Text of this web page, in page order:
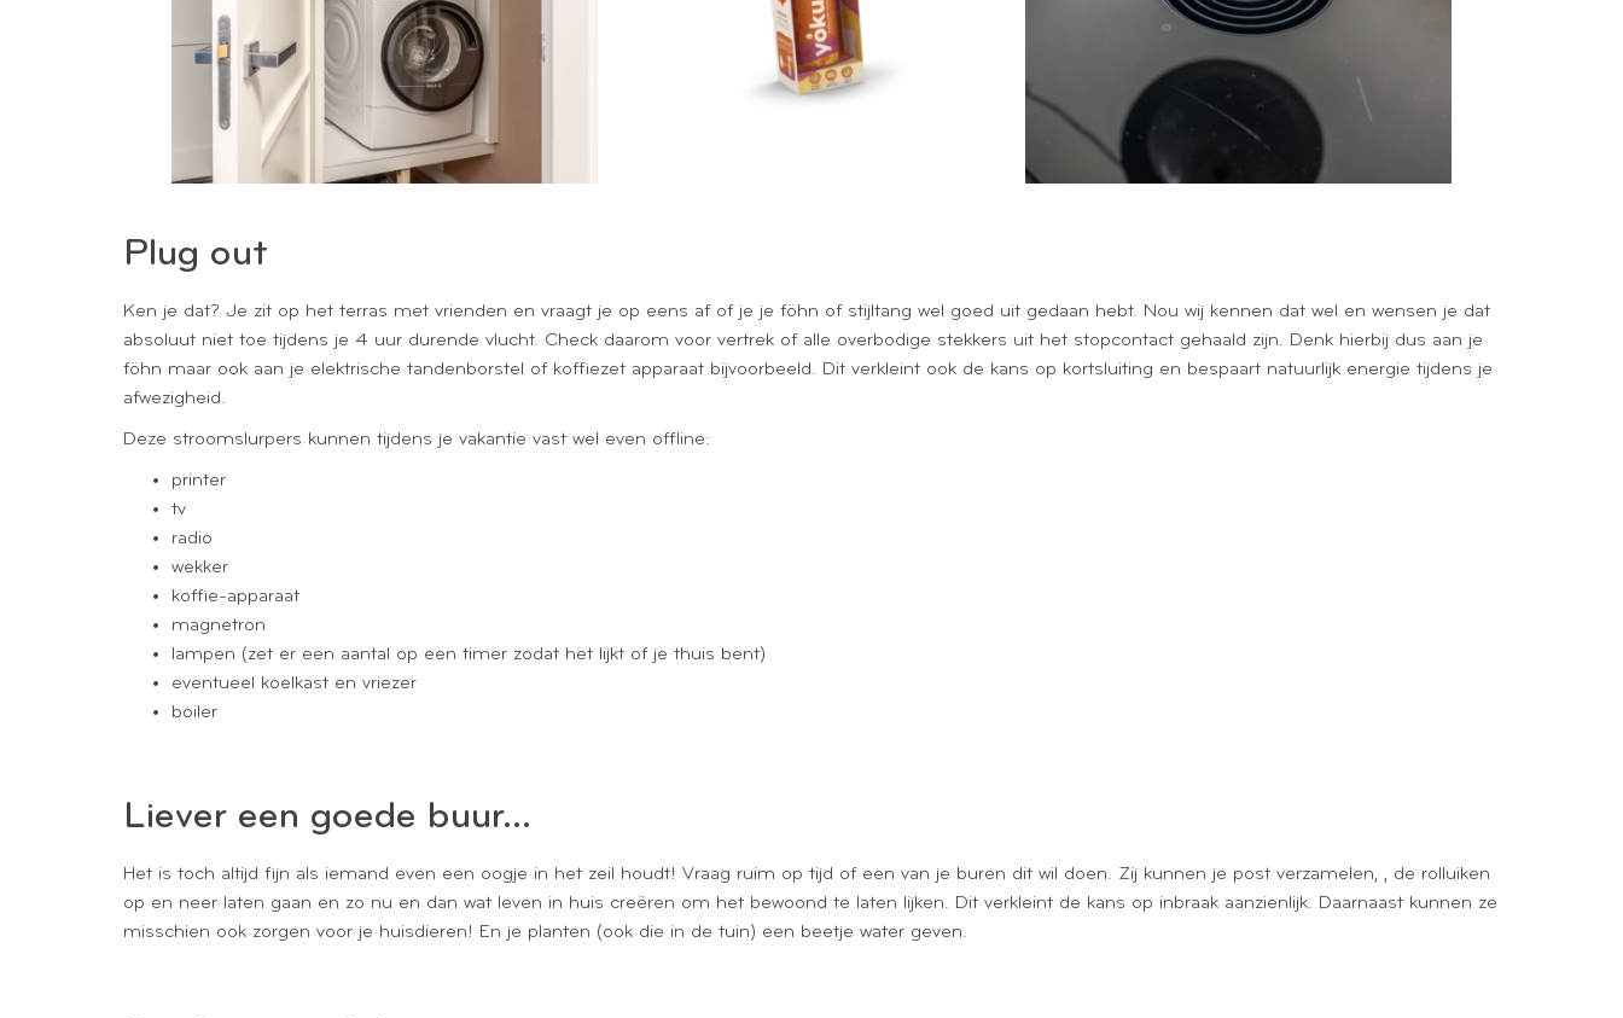
Plug out
Ken je dat? Je zit op het terras met vrienden en vraagt je op eens af of je je föhn of stijltang wel goed uit gedaan hebt. Nou wij kennen dat wel en wensen je dat
absoluut niet toe tijdens je 4 uur durende vlucht. Check daarom voor vertrek of alle overbodige stekkers uit het stopcontact gehaald zijn. Denk hierbij dus aan je
föhn maar ook aan je elektrische tandenborstel of koffiezet apparaat bijvoorbeeld. Dit verkleint ook de kans op kortsluiting en bespaart natuurlijk energie tijdens je
afwezigheid.
Deze stroomslurpers kunnen tijdens je vakantie vast wel even offline:
printer
tv
radio
wekker
koffie-apparaat
magnetron
lampen (zet er een aantal op een timer zodat het lijkt of je thuis bent)
eventueel koelkast en vriezer
boiler
Liever een goede buur…
Het is toch altijd fijn als iemand even een oogje in het zeil houdt! Vraag ruim op tijd of een van je buren dit wil doen. Zij kunnen je post verzamelen, , de rolluiken
op en neer laten gaan en zo nu en dan wat leven in huis creëren om het bewoond te laten lijken. Dit verkleint de kans op inbraak aanzienlijk. Daarnaast kunnen ze
misschien ook zorgen voor je huisdieren! En je planten (ook die in de tuin) een beetje water geven.